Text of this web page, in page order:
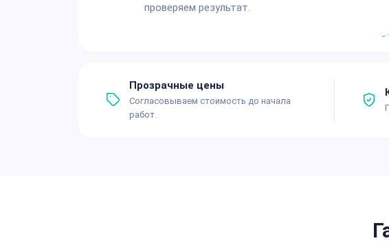
проверяем результат.
Прозрачные цены
Согласовываем стоимость до начала
работ.